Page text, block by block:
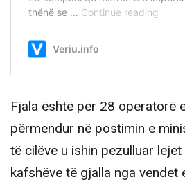
Fjala është për 28 operatorë
përmendur në postimin e
të cilëve u ishin pezulluar
kafshëve të gjalla nga vendet